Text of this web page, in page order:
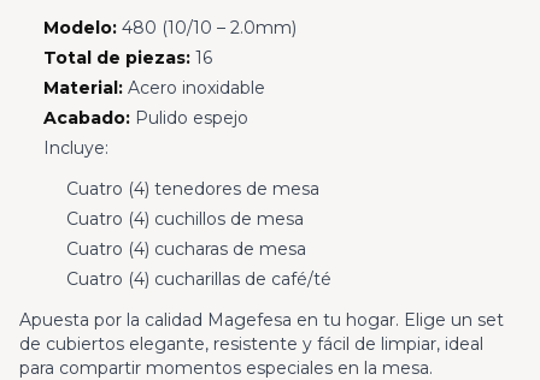
Modelo:480 (10/10 – 2.0mm)
Total de piezas:16
Material:Acero inoxidable
Acabado:Pulido espejo
Incluye:
Cuatro (4) tenedores de mesa
Cuatro (4) cuchillos de mesa
Cuatro (4) cucharas de mesa
Cuatro (4) cucharillas de café/té
Apuesta por la calidad Magefesa en tu hogar. Elige un set
de cubiertos elegante, resistente y fácil de limpiar, ideal
para compartir momentos especiales en la mesa.